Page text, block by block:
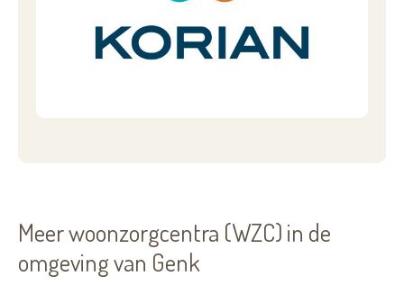
Meer woonzorgcentra (WZC) in de
omgeving van Genk